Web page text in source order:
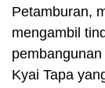
Petamburan,
mengambil
Kyai Tapa